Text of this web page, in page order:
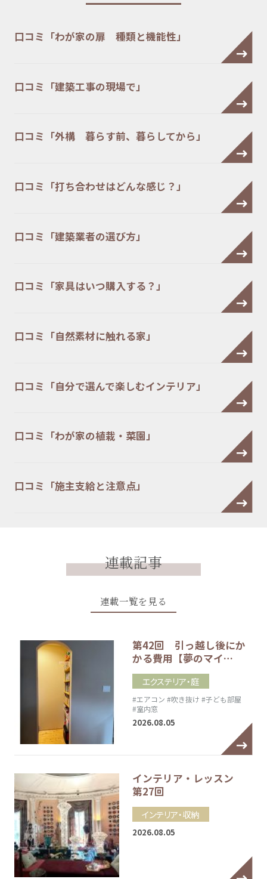
口コミ「わが家の扉 種類と機能性」
口コミ「建築工事の現場で」
口コミ「外構 暮らす前、暮らしてから」
口コミ「打ち合わせはどんな感じ？」
口コミ「建築業者の選び方」
口コミ「家具はいつ購入する？」
口コミ「自然素材に触れる家」
口コミ「自分で選んで楽しむインテリア」
口コミ「わが家の植栽・菜園」
口コミ「施主支給と注意点」
連載記事
連載一覧を見る
第42回 引っ越し後にか
かる費用【夢のマイ…
エクステリア・庭
#エアコン #吹き抜け #子ども部屋
#室内窓
2026.08.05
インテリア・レッスン
第27回
インテリア・収納
2026.08.05